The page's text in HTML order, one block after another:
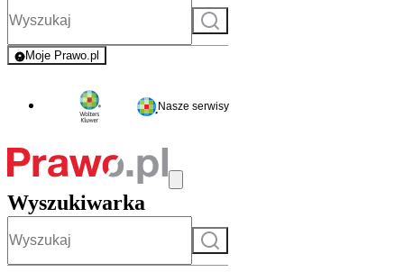
Szukaj
Moje Prawo.pl
- rejestracja i logowanie do serwisu
Nasze serwisy
Wyszukiwarka
Szukaj